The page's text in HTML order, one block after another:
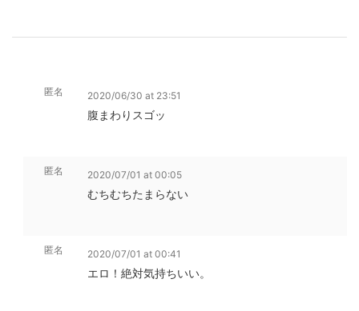
匿名 2020/06/30 at 23:51
腹まわりスゴッ
匿名 2020/07/01 at 00:05
むちむちたまらない
匿名 2020/07/01 at 00:41
エロ！絶対気持ちいい。